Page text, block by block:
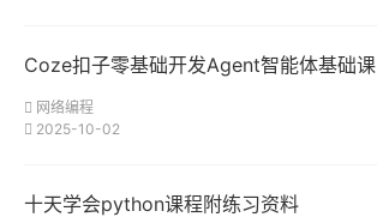
Coze扣子零基础开发Agent智能体基础课
网络编程
2025-10-02
十天学会python课程附练习资料